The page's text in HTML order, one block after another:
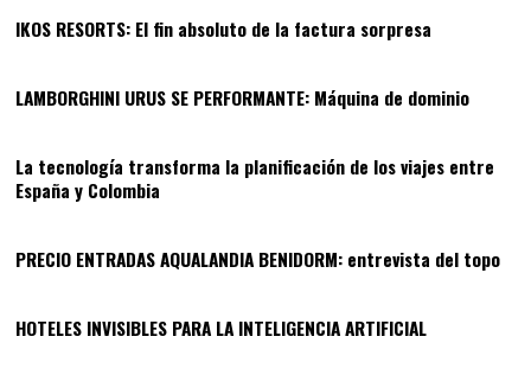
IKOS RESORTS: El fin absoluto de la factura sorpresa
LAMBORGHINI URUS SE PERFORMANTE: Máquina de dominio12
La tecnología transforma la planificación de los viajes entre
España y Colombia
PRECIO ENTRADAS AQUALANDIA BENIDORM: entrevista del topo
14
HOTELES INVISIBLES PARA LA INTELIGENCIA ARTIFICIAL